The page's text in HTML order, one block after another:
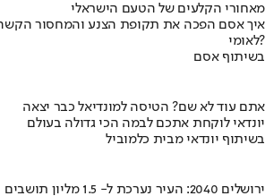
מאחורי הקלעים של הטעם הישראלי
לאומי?
בשיתוף אסם
אתם עוד לא שם? הטיסה למונדיאל כבר יצאה
יונדאי לוקחת אתכם לבמה הכי גדולה בעולם
בשיתוף יונדאי מבית כלמוביל
ירושלים 2040: העיר נערכת ל- 1.5 מליון תושבים